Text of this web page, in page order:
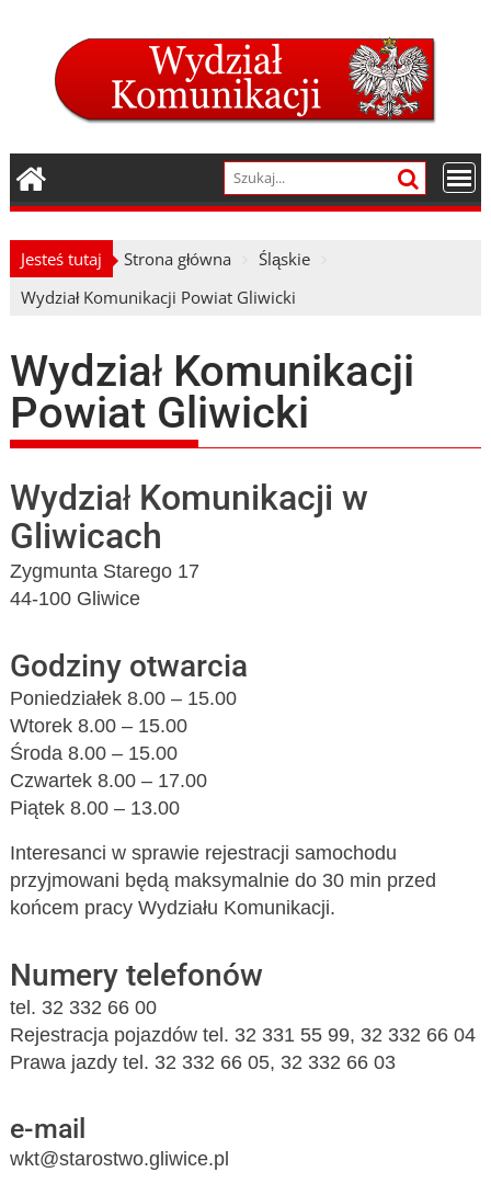
Jesteś tutaj Strona główna
Śląskie
Wydział Komunikacji Powiat Gliwicki
Wydział Komunikacji
Powiat Gliwicki
Wydział Komunikacji w
Gliwicach
Zygmunta Starego 17
44-100 Gliwice
Godziny otwarcia
Poniedziałek 8.00 – 15.00
Wtorek 8.00 – 15.00
Środa 8.00 – 15.00
Czwartek 8.00 – 17.00
Piątek 8.00 – 13.00
Interesanci w sprawie rejestracji samochodu
przyjmowani będą maksymalnie do 30 min przed
końcem pracy Wydziału Komunikacji.
Numery telefonów
tel. 32 332 66 00
Rejestracja pojazdów tel. 32 331 55 99, 32 332 66 04
Prawa jazdy tel. 32 332 66 05, 32 332 66 03
e-mail
wkt@starostwo.gliwice.pl